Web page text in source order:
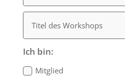
Ich bin:
Mitglied